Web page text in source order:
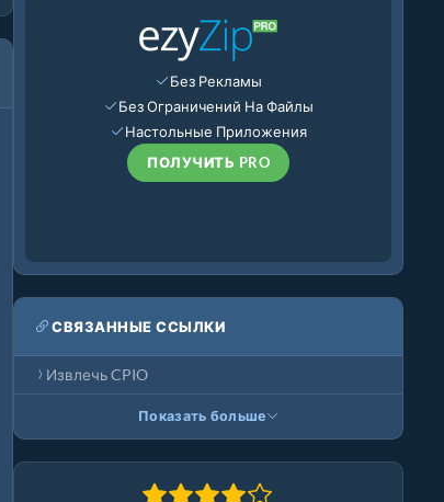
Без Рекламы
Без Ограничений На Файлы
Настольные Приложения
ПОЛУЧИТЬ PRO
СВЯЗАННЫЕ ССЫЛКИ
Извлечь CPIO
Показать больше